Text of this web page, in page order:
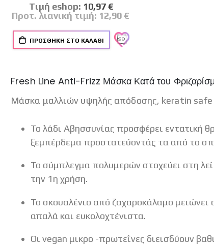
Tιμή eshop: Ειδική
Τιμή
10,97 €
Προτ. λιανική τιμή: 12,90 €
ΠΡΟΣΘΉΚΗ ΣΤΟ ΚΑΛΆΘΙ
Fresh Line Anti-Frizz Μάσκα Κατά του
Μάσκα μαλλιών υψηλής απόδοσης, keratin safe
Το λάδι Αβησσυνίας προσφέρει εντατική
ξεμπέρδεμα προστατεύοντάς τα από το
Το σύμπλεγμα πολυμερών στοχεύει στη
την 1η χρήση.
Το σκουαλένιο από ζαχαροκάλαμο
απαλά και ευκολοχτένιστα.
Οι vegan μικρο -πρωτεΐνες διεισδύουν